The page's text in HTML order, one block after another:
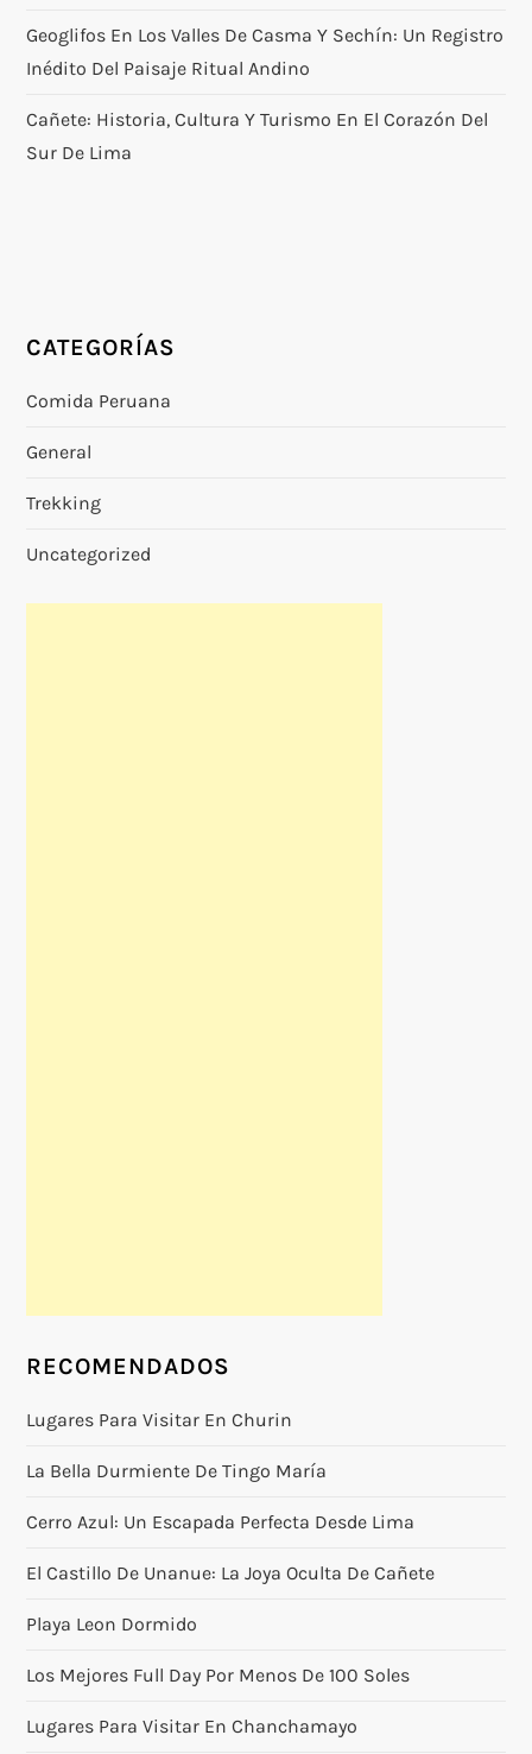
Geoglifos En Los Valles De Casma Y Sechín: Un Registro
Inédito Del Paisaje Ritual Andino
Cañete: Historia, Cultura Y Turismo En El Corazón Del
Sur De Lima
CATEGORÍAS
Comida Peruana
General
Trekking
Uncategorized
RECOMENDADOS
Lugares Para Visitar En Churin
La Bella Durmiente De Tingo María
Cerro Azul: Un Escapada Perfecta Desde Lima
El Castillo De Unanue: La Joya Oculta De Cañete
Playa Leon Dormido
Los Mejores Full Day Por Menos De 100 Soles
Lugares Para Visitar En Chanchamayo